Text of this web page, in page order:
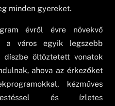
minden gyereket.
évről évre növekvő
a város egyik legszebb
díszbe öltöztetett vonatok
ahova az érkezőket
kézműves
és ízletes